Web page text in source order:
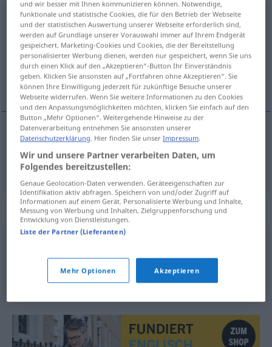
Notenschriftf
Übersicht aller Übersetzungen
(Für mehr Details die Übersetzung anklicken/antippen)
musical notation
(musical)notation
Synonyme für "Notenschrift"
© OpenThesaurus.de
und wir besser mit Ihnen kommunizieren können. Notwendige,
funktionale und statistische Cookies, die für den Betrieb der Webseite
und der statistischen Auswertung unserer Webseite erforderlich sind,
werden auf Grundlage unserer Vorauswahl immer auf Ihrem Endgerät
gespeichert. Marketing-Cookies und Cookies, die der Bereitstellung
personalisierter Werbung dienen, werden nur gespeichert, wenn Sie uns
durch einen Klick auf den „Akzeptieren“-Button Ihr Einverständnis
geben. Klicken Sie ansonsten auf „Fortfahren ohne Akzeptieren“. Sie
können Ihre Einwilligung jederzeit für zukünftige Besuche unserer
Webseite widerrufen. Wenn Sie weitere Informationen zu den Cookies
und den Anpassungsmöglichkeiten möchten, klicken Sie einfach auf den
Button „Mehr Optionen“. Weitergehende Hinweise zu der
Datenverarbeitung entnehmen Sie ansonsten unserer
Datenschutzerklärung. Hier finden Sie unserImpressum.
Wir und unsere Partner verarbeiten Daten, um
Folgendes bereitzustellen:
Genaue Geolocation-Daten verwenden. Geräteeigenschaften zur
Identifikation aktiv abfragen. Speichern von und/oder Zugriff auf
Informationen auf einem Gerät. Personalisierte Werbung und Inhalte,
Messung von Werbung und Inhalten, Zielgruppenforschung und
Entwicklung von Dienstleistungen.
Liste der Partner (Lieferanten)
Mehr Optionen Akzeptieren